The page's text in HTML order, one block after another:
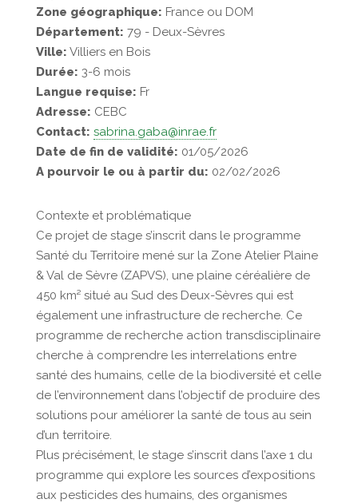
Zone géographique: France ou DOM
Département: 79 - Deux-Sèvres
Ville: Villiers en Bois
Durée: 3-6 mois
Langue requise: Fr
Adresse: CEBC
Contact: sabrina.gaba@inrae.fr
Date de fin de validité: 01/05/2026
A pourvoir le ou à partir du: 02/02/2026
Contexte et problématique
Ce projet de stage s’inscrit dans le programme
Santé du Territoire mené sur la Zone Atelier Plaine
& Val de Sèvre (ZAPVS), une plaine céréalière de
450 km² situé au Sud des Deux-Sèvres qui est
également une infrastructure de recherche. Ce
programme de recherche action transdisciplinaire
cherche à comprendre les interrelations entre
santé des humains, celle de la biodiversité et celle
de l’environnement dans l’objectif de produire des
solutions pour améliorer la santé de tous au sein
d’un territoire.
Plus précisément, le stage s’inscrit dans l’axe 1 du
programme qui explore les sources d’expositions
aux pesticides des humains, des organismes